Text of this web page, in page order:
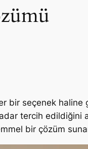
bir seçenek haline
tercih edildiğini
bir çözüm